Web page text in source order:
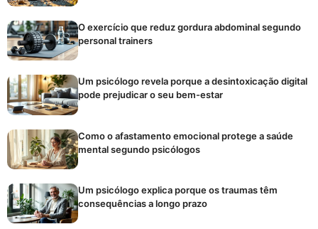
O exercício que reduz gordura abdominal segundo
personal trainers
Um psicólogo revela porque a desintoxicação digital
pode prejudicar o seu bem-estar
Como o afastamento emocional protege a saúde
mental segundo psicólogos
Um psicólogo explica porque os traumas têm
consequências a longo prazo